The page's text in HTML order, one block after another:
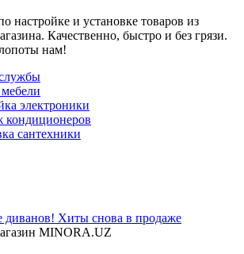
настройке и установке товаров из
Качественно, быстро и без грязи.
нам!
электроники
сантехники
диванов! Хиты снова в продаже
MINORA.UZ